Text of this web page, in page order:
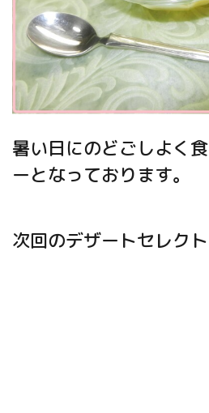
暑い日にのどごしよく
ーとなっております。
次回のデザートセレク